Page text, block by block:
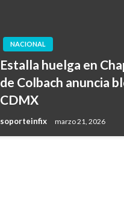
NACIONAL
Estalla huelga en
de Colbach anuncia
CDMX
soporteinfix marzo 21, 2026